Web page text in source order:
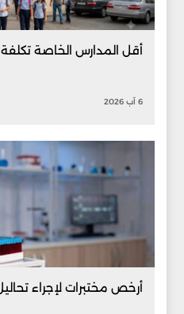
أقل المدارس الخاصة
6 آب 2026
أرخص مختبرات لإجراء